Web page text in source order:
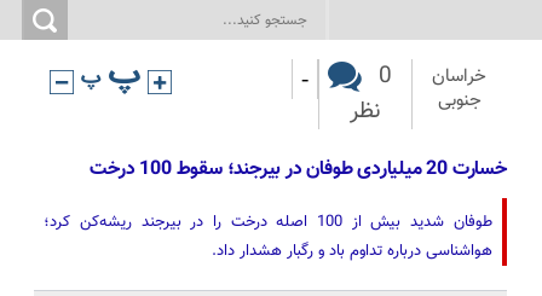
خراسان
جنوبی
0
نظر
-
خسارت 20 میلیاردی طوفان در ‌بیرجند؛ سقوط 100 درخت
طوفان شدید بیش از 100 اصله درخت را در بیرجند ریشه‌کن کرد؛
هواشناسی درباره تداوم باد و رگبار هشدار داد.